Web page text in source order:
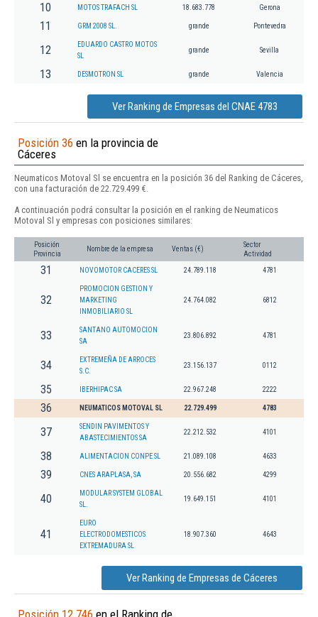
10 MOTOS TRAFACH SL 18.683.778 Gerona
11 GRM 2008 SL. grande Pontevedra
12
EDUARDO CASTRO MOTOS
SL
grande Sevilla
13 DESMOTRON SL grande Valencia
Ver Ranking de Empresas del CNAE 4783
Posición 36 en la provincia de
Cáceres
Neumaticos Motoval Sl se encuentra en la posición 36 del Ranking de Cáceres,
con una facturación de 22.729.499 €.
A continuación podrá consultar la posición en el ranking de Neumaticos
Motoval Sl y empresas con posiciones similares:
Posición
Provincia
Nombre de la empresa Ventas (€)
Sector
Actividad
31 NOVOMOTOR CACERES SL 24.789.118 4781
32
PROMOCION GESTION Y
MARKETING
INMOBILIARIO SL
24.764.082 6812
33
SANTANO AUTOMOCION
SA
23.806.892 4781
34
EXTREMEÑA DE ARROCES
S.C.
23.156.137 0112
35 IBERHIPAC SA 22.967.248 2222
36 NEUMATICOS MOTOVAL SL 22.729.499 4783
37
SENDIN PAVIMENTOS Y
ABASTECIMIENTOS SA
22.212.532 4101
38 ALIMENTACION CONPE SL 21.089.108 4633
39 CNES ARAPLASA, SA 20.556.682 4299
40
MODULAR SYSTEM GLOBAL
SL.
19.649.151 4101
41
EURO
ELECTRODOMESTICOS
EXTREMADURA SL
18.907.360 4643
Ver Ranking de Empresas de Cáceres
Posición 12.746 en el Ranking de